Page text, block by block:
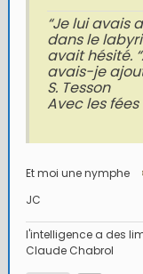
“Je lui avais
dans le
avait hésité.
avais-je
S. Tesson
Avec les fées
Et moi une nymphe
JC
l'intelligence a des
Claude Chabrol